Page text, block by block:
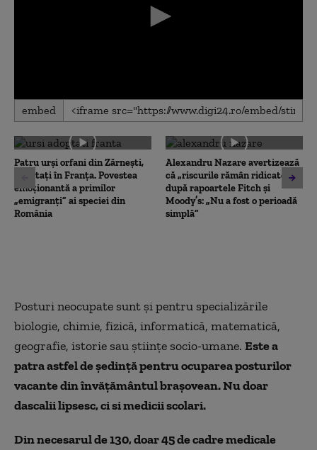
0
seconds
0
seconds
embed
Patru urși orfani din Zărnești,
adoptați în Franța. Povestea
emoționantă a primilor
„emigranți” ai speciei din
România
Alexandru Nazare avertizează
că „riscurile rămân ridicate”
după rapoartele Fitch și
Moody’s: „Nu a fost o perioadă
simplă”
Posturi neocupate sunt şi pentru specializările
biologie, chimie, fizică, informatică, matematică,
geografie, istorie sau ştiinţe socio-umane. Este a
patra astfel de şedinţă pentru ocuparea posturilor
vacante din învăţământul braşovean. Nu doar
dascalii lipsesc, ci si medicii scolari.
Din necesarul de 130, doar 45 de cadre medicale